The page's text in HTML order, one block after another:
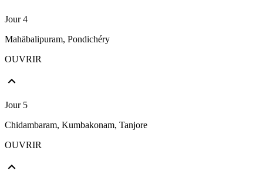
Jour 4
Mahäbalipuram, Pondichéry
OUVRIR
Jour 5
Chidambaram, Kumbakonam, Tanjore
OUVRIR